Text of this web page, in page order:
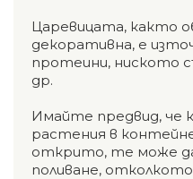
Царевицата, както
декоративна, е
протеини, ниското
др.
Имайте предвид, че
растения в
открито, те може
поливане,